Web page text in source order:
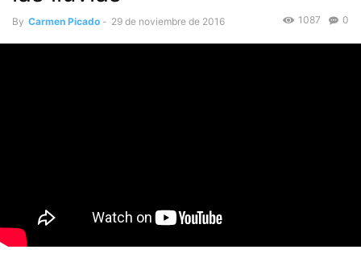
By Carmen Picado - 29 de noviembre de 2016 0
1087